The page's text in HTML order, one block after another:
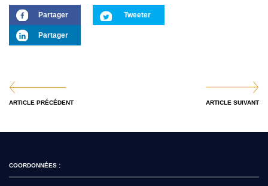
Partager Tweeter
Partager
ARTICLE PRÉCÉDENT ARTICLE SUIVANT
COORDONNÉES :